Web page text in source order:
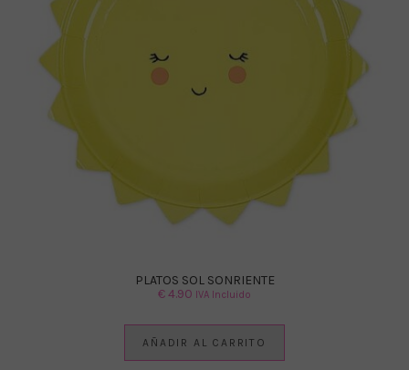
PLATOS SOL SONRIENTE
€4.90 IVA Incluido
AÑADIR AL CARRITO